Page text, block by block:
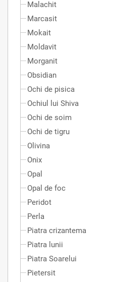
Malachit
Marcasit
Mokait
Moldavit
Morganit
Obsidian
Ochi de pisica
Ochiul lui Shiva
Ochi de soim
Ochi de tigru
Olivina
Onix
Opal
Opal de foc
Peridot
Perla
Piatra crizantema
Piatra lunii
Piatra Soarelui
Pietersit